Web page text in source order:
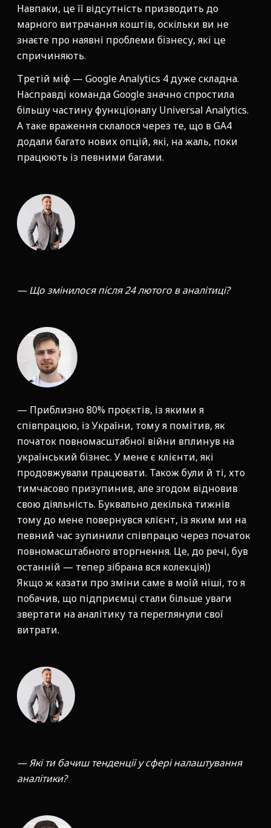
Навпаки, це її відсутність призводить до
марного витрачання коштів, оскільки ви не
знаєте про наявні проблеми бізнесу, які це
спричиняють.
Третій міф — Google Analytics 4 дуже складна.
Насправді команда Google значно спростила
більшу частину функціоналу Universal Analytics.
А таке враження склалося через те, що в GA4
додали багато нових опцій, які, на жаль, поки
працюють із певними багами.
— Що змінилося після 24 лютого в аналітиці?
— Приблизно 80% проєктів, із якими я
співпрацюю, із України, тому я помітив, як
початок повномасштабної війни вплинув на
український бізнес. У мене є клієнти, які
продовжували працювати. Також були й ті, хто
тимчасово призупинив, але згодом відновив
свою діяльність. Буквально декілька тижнів
тому до мене повернувся клієнт, із яким ми на
певний час зупинили співпрацю через початок
повномасштабного вторгнення. Це, до речі, був
останній — тепер зібрана вся колекція))
Якщо ж казати про зміни саме в моїй ніші, то я
побачив, що підприємці стали більше уваги
звертати на аналітику та переглянули свої
витрати.
— Які ти бачиш тенденції у сфері налаштування
аналітики?